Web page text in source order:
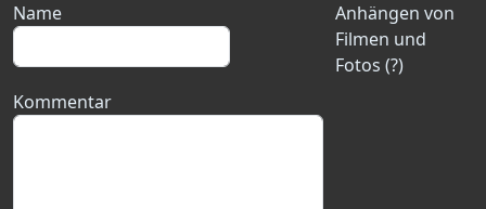
Anhängen von
Filmen und
Fotos (?)
Name
Kommentar